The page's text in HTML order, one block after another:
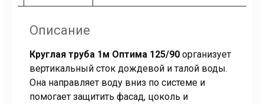
Описание
Круглая труба 1м Оптима 125/90 организует
вертикальный сток дождевой и талой воды.
Она направляет воду вниз по системе и
помогает защитить фасад, цоколь и